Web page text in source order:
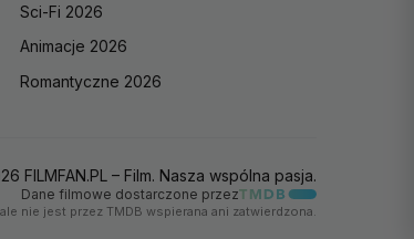
Sci-Fi 2026
Animacje 2026
Romantyczne 2026
FILMFAN.PL – Film. Nasza wspólna pasja.
Dane filmowe dostarczone przez
nie jest przez TMDB wspierana ani zatwierdzona.